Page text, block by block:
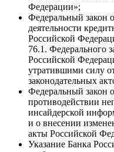
Федерации»;
Федеральный закон
деятельности
Российской
76.1. Федерального
Российской
утратившими силу
законодательных
Федеральный закон
противодействии
инсайдерской
и о внесении
акты Российской
Указание Банка